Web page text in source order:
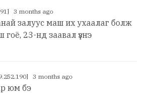
3 months ago
залуус маш их ухаалаг болж
23-нд заавал үзнэ
3 months ago
юм бэ